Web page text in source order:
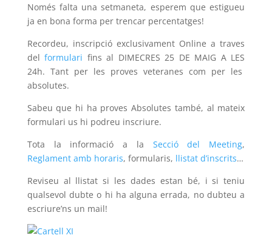
Només falta una setmaneta, esperem que estigueu
ja en bona forma per trencar percentatges!
Recordeu, inscripció exclusivament Online a traves
delformulari fins al DIMECRES 25 DE MAIG A LES
24h. Tant per les proves veteranes com per les
absolutes.
Sabeu que hi ha proves Absolutes també, al mateix
formulari us hi podreu inscriure.
Tota la informació a la Secció del Meeting,
Reglament amb horaris, formularis, llistat d’inscrits…
Reviseu al llistat si les dades estan bé, i si teniu
qualsevol dubte o hi ha alguna errada, no dubteu a
escriure’ns un mail!